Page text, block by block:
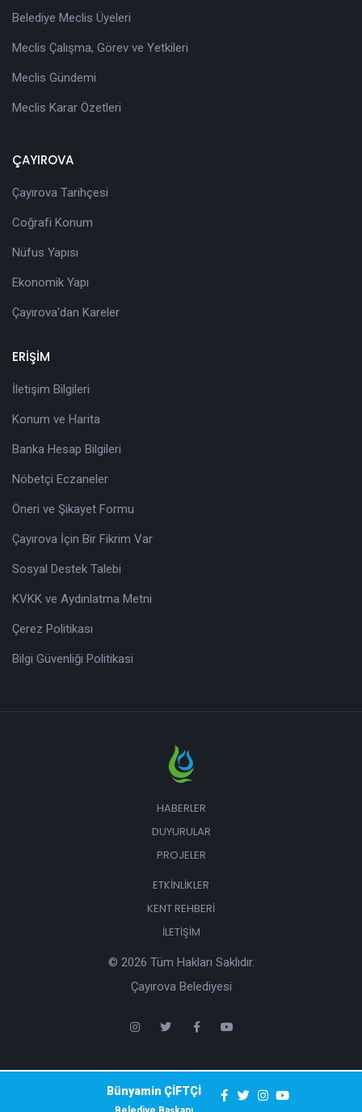
Belediye Meclis Üyeleri
Meclis Çalışma, Görev ve Yetkileri
Meclis Gündemi
Meclis Karar Özetleri
ÇAYIROVA
Çayırova Tarihçesi
Coğrafi Konum
Nüfus Yapısı
Ekonomik Yapı
Çayırova'dan Kareler
ERİŞİM
İletişim Bilgileri
Konum ve Harita
Banka Hesap Bilgileri
Nöbetçi Eczaneler
Öneri ve Şikayet Formu
Çayırova İçin Bir Fikrim Var
Sosyal Destek Talebi
KVKK ve Aydınlatma Metni
Çerez Politikası
Bilgi Güvenliği Politikasi
HABERLER
DUYURULAR
PROJELER
ETKINLIKLER
KENT REHBERI
İLETIŞIM
© 2026 Tüm Hakları Saklıdır.
Çayırova Belediyesi
Bünyamin ÇİFTÇİ